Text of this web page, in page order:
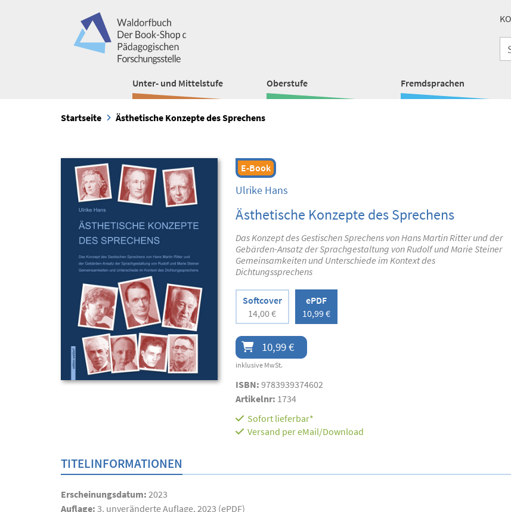
Unter- und Mittelstufe Oberstufe Fremdsprachen
Startseite Ästhetische Konzepte des Sprechens
E-Book
Ulrike Hans
Ästhetische Konzepte des Sprechens
Das Konzept des Gestischen Sprechens von Hans Martin Ritter und der
Gebärden-Ansatz der Sprachgestaltung von Rudolf und Marie Steiner
Gemeinsamkeiten und Unterschiede im Kontext des
Dichtungssprechens
Softcover
14,00 €
ePDF
10,99 €
10,99 €
inklusive MwSt.
ISBN: 9783939374602
Artikelnr: 1734
Sofort lieferbar*
Versand per eMail/Download
TITELINFORMATIONEN
Erscheinungsdatum: 2023
Auflage: 3. unveränderte Auflage, 2023 (ePDF)